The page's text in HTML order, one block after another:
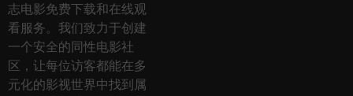
志电影免费下载和在线观
看服务。我们致力于创建
一个安全的同性电影社
区，让每位访客都能在多
元化的影视世界中找到属